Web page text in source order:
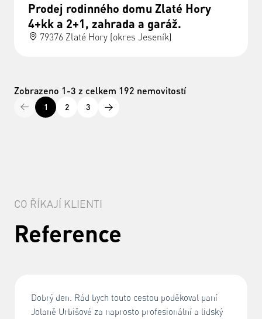
Prodej rodinného domu Zlaté Hory
4+kk a 2+1, zahrada a garáž.
79376 Zlaté Hory (okres Jeseník)
Zobrazeno 1-3 z celkem 192 nemovitostí
1 2 3
CO ŘÍKAJÍ KLIENTI
Reference
Dobrý den. Rád bych touto cestou poděkoval paní
Jolaně Urbišové za naprosto profesionální a lidský